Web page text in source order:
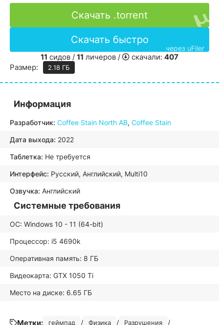
Скачать .torrent
Скачать быстро
через uFiler
11 сидов / 11 личеров / скачали: 407
Размер:
2.18 ГБ
Информация
Разработчик: Coffee Stain North AB, Coffee Stain
Дата выхода: 2022
Таблетка: Не требуется
Интерфейс: Русский, Английский, Multi10
Озвучка: Английский
Системные требования
ОС: Windows 10 - 11 (64-bit)
Процессор: i5 4690k
Оперативная память: 8 ГБ
Видеокарта: GTX 1050 Ti
Место на диске: 6.65 ГБ
Метки: геймпад / Физика / Разрушения /